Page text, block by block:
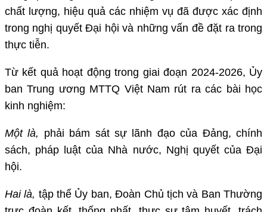
chất lượng, hiệu quả các nhiệm vụ đã được xác định
trong nghị quyết Đại hội và những vấn đề đặt ra trong
thực tiễn.
Từ kết quả hoạt động trong giai đoạn 2024-2026, Ủy
ban Trung ương MTTQ Việt Nam rút ra các bài học
kinh nghiệm:
Một là, phải bám sát sự lãnh đạo của Đảng, chính
sách, pháp luật của Nhà nước, Nghị quyết của Đại
hội.
Hai là, tập thể Ủy ban, Đoàn Chủ tịch và Ban Thường